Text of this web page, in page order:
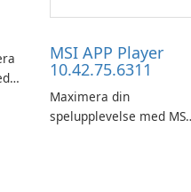
MSI APP Player
10.42.75.6311
Maximera din
spelupplevelse med MSI